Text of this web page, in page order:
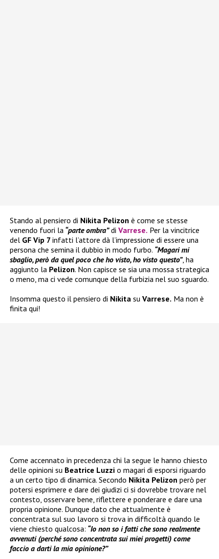
Stando al pensiero di Nikita Pelizon è come se stesse
venendo fuori la “parte ombra”di Varrese. Per la vincitrice
del GF Vip 7 infatti l’attore dà l’impressione di essere una
persona che semina il dubbio in modo furbo. “Magari mi
sbaglio, però da quel poco che ho visto, ho visto questo”, ha
aggiunto la Pelizon. Non capisce se sia una mossa strategica
o meno, ma ci vede comunque della furbizia nel suo sguardo.
Insomma questo il pensiero di Nikita su Varrese. Ma non è
finita qui!
Come accennato in precedenza chi la segue le hanno chiesto
delle opinioni su Beatrice Luzzi o magari di esporsi riguardo
a un certo tipo di dinamica. Secondo Nikita Pelizon però per
potersi esprimere e dare dei giudizi ci si dovrebbe trovare nel
contesto, osservare bene, riflettere e ponderare e dare una
propria opinione. Dunque dato che attualmente è
concentrata sul suo lavoro si trova in difficoltà quando le
viene chiesto qualcosa: “Io non so i fatti che sono realmente
avvenuti (perché sono concentrata sui miei progetti) come
faccio a darti la mia opinione?”